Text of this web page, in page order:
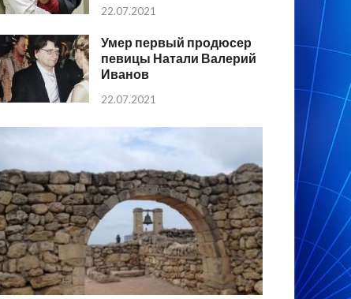
22.07.2021
Умер первый продюсер
певицы Натали Валерий
Иванов
22.07.2021